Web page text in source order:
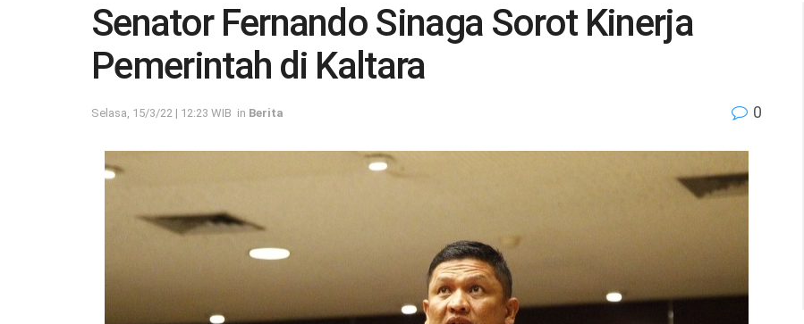
Senator Fernando Sinaga Sorot Kinerja
Pemerintah di Kaltara
Selasa, 15/3/22 | 12:23 WIB in Berita 0